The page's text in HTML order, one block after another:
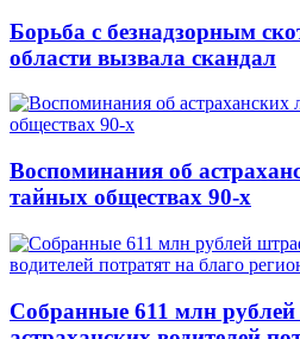
Борьба с безнадзорным
области вызвала скандал
Воспоминания об
тайных обществах 90-х
Собранные 611 млн